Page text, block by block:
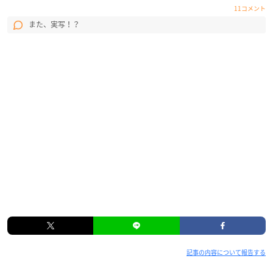
11コメント
また、実写！？
記事の内容について報告する